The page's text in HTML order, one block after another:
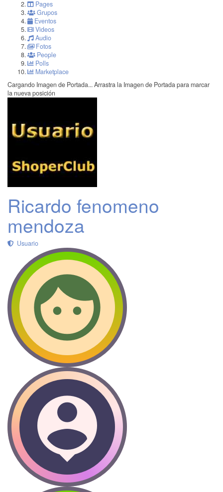
Pages
Grupos
Eventos
Videos
Audio
Fotos
People
Polls
Marketplace
Cargando Imagen de Portada... Arrastra la Imagen de Portada para marcar
la nueva posición
Ricardo fenomeno
mendoza
Usuario